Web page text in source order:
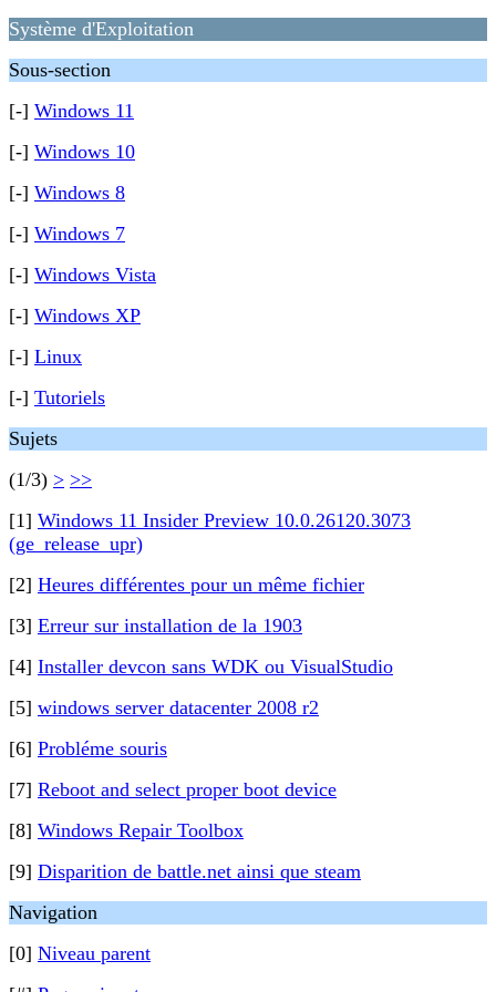
Système d'Exploitation
Sous-section
[-] Windows 11
[-] Windows 10
[-] Windows 8
[-] Windows 7
[-] Windows Vista
[-] Windows XP
[-] Linux
[-] Tutoriels
Sujets
(1/3) > >>
[1] Windows 11 Insider Preview 10.0.26120.3073
(ge_release_upr)
[2] Heures différentes pour un même fichier
[3] Erreur sur installation de la 1903
[4] Installer devcon sans WDK ou VisualStudio
[5] windows server datacenter 2008 r2
[6] Probléme souris
[7] Reboot and select proper boot device
[8] Windows Repair Toolbox
[9] Disparition de battle.net ainsi que steam
Navigation
[0] Niveau parent